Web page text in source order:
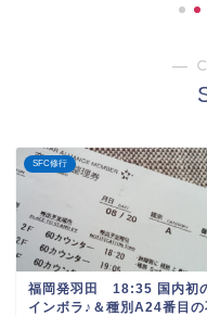
―
SFC修行
福岡発羽田 18:35 国内初
インボラ♪＆種別A24番目の